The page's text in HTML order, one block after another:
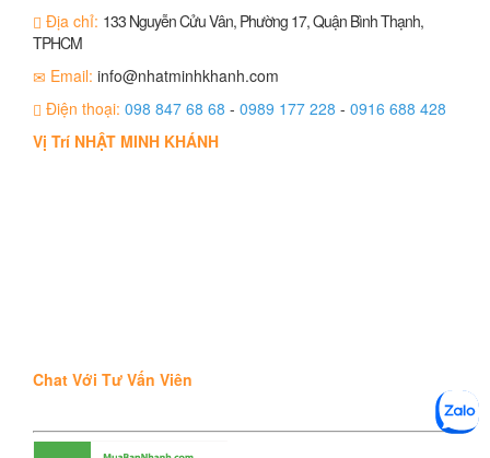
Địa chỉ: 133 Nguyễn Cửu Vân, Phường 17, Quận Bình Thạnh,
TPHCM
Email: info@nhatminhkhanh.com
Điện thoại: 098 847 68 68 - 0989 177 228 - 0916 688 428
Vị Trí NHẬT MINH KHÁNH
Chat Với Tư Vấn Viên